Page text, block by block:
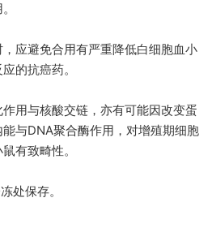
应避免合用有严重降低白细胞血小
的抗癌药。
用与核酸交链，亦有可能因改变蛋
与DNA聚合酶作用，对增殖期细胞
有致畸性。
处保存。